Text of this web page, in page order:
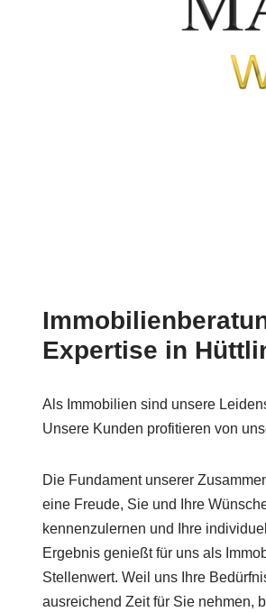
Expertise in
Als Immobilien sind unsere
Unsere Kunden profitieren von
Die Fundament unserer
eine Freude, Sie und Ihre
kennenzulernen und Ihre
Ergebnis genießt für uns als
Stellenwert. Weil uns Ihre
ausreichend Zeit für Sie nehmen,